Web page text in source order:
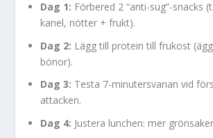
Dag 1: Förbered 2 “anti-sug”-snacks
kanel, nötter + frukt).
Dag 2: Lägg till protein till frukost
bönor).
Dag 3: Testa 7-minutersvanan vid
attacken.
Dag 4: Justera lunchen: mer